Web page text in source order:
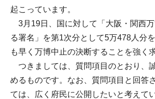
起こっています。
3月19日、国に対して「大阪・関西
る署名」を第1次分として5万478人分
も早く万博中止の決断することを強く
つきましては、質問項目のとおり、
めるものです。なお、質問項目と回答
ては、広く府民に公開したいと考えて